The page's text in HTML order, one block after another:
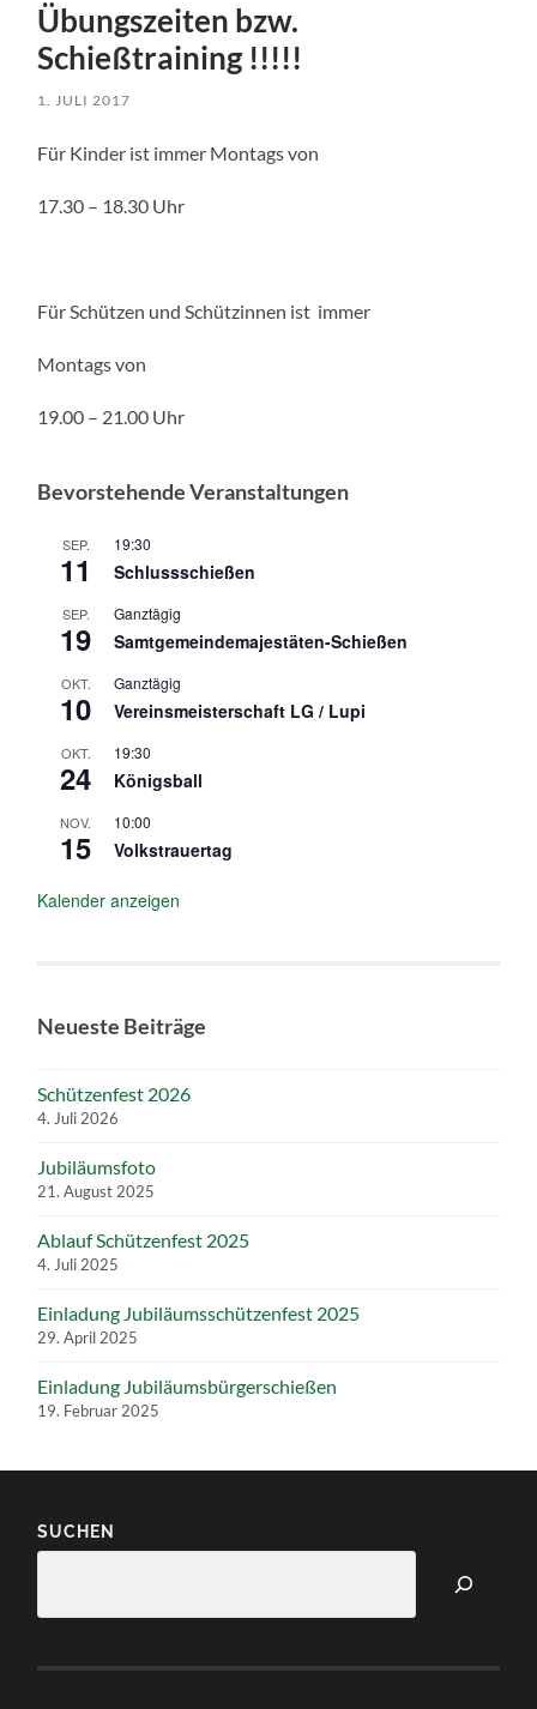
Übungszeiten bzw.
Schießtraining !!!!!
1. JULI 2017
Für Kinder ist immer Montags von
17.30 – 18.30 Uhr
Für Schützen und Schützinnen ist immer
Montags von
19.00 – 21.00 Uhr
Bevorstehende Veranstaltungen
SEP.
11
19:30
Schlussschießen
SEP.
19
Ganztägig
Samtgemeindemajestäten-Schießen
OKT.
10
Ganztägig
Vereinsmeisterschaft LG / Lupi
OKT.
24
19:30
Königsball
NOV.
15
10:00
Volkstrauertag
Kalender anzeigen
Neueste Beiträge
Schützenfest 2026
4. Juli 2026
Jubiläumsfoto
21. August 2025
Ablauf Schützenfest 2025
4. Juli 2025
Einladung Jubiläumsschützenfest 2025
29. April 2025
Einladung Jubiläumsbürgerschießen
19. Februar 2025
SUCHEN